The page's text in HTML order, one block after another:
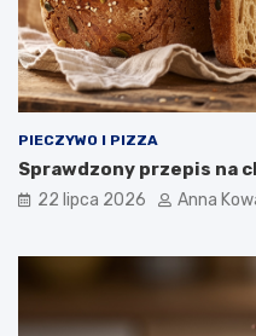
PIECZYWO I PIZZA
Sprawdzony przepis na
22 lipca 2026 Anna